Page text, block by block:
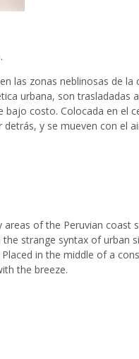
las zonas neblinosas de
urbana, son
bajo costo. Colocada en el
y se mueven con el
of the Peruvian coast
strange syntax of urban
Placed in the middle of a
the breeze.